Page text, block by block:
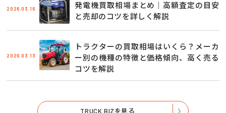
2026.03.16
発電機買取相場まとめ｜高額査定の目安
と売却のコツを詳しく解説
2026.03.13
トラクターの買取相場はいくら？メーカ
ー別の機種の特徴と価格傾向、高く売る
コツを解説
TRUCK BIZを見る